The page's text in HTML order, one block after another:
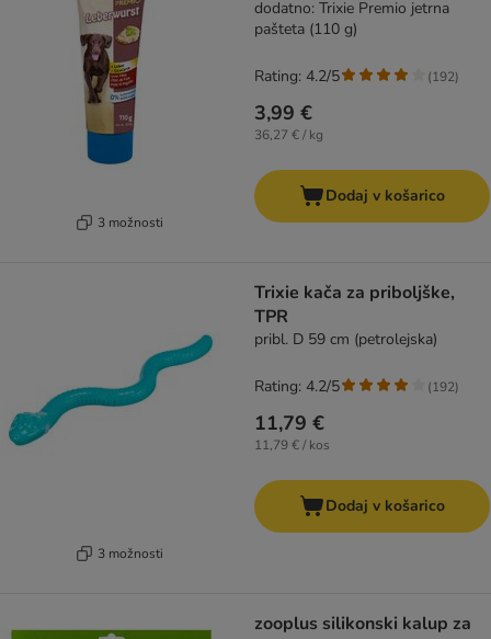
3 možnosti
dodatno: Trixie Premio jetrna
pašteta (110 g)
3,99 €
36,27 € / kg
Rating: 4.2/5 (192)
Dodaj v košarico
3 možnosti
Trixie kača za priboljške,
TPR
pribl. D 59 cm (petrolejska)
11,79 €
11,79 € / kos
Rating: 4.2/5 (192)
Dodaj v košarico
zooplus silikonski kalup za